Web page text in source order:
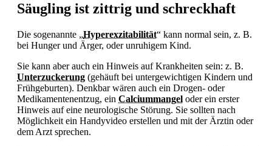
Säugling ist zittrig und schreckhaft
Die sogenannte „Hyperexzitabilität“ kann normal sein, z. B.
bei Hunger und Ärger, oder unruhigem Kind.
Sie kann aber auch ein Hinweis auf Krankheiten sein: z. B.
Unterzuckerung (gehäuft bei untergewichtigen Kindern und
Frühgeburten). Denkbar wären auch ein Drogen- oder
Medikamentenentzug, ein Calciummangel oder ein erster
Hinweis auf eine neurologische Störung. Sie sollten nach
Möglichkeit ein Handyvideo erstellen und mit der Ärztin oder
dem Arzt sprechen.